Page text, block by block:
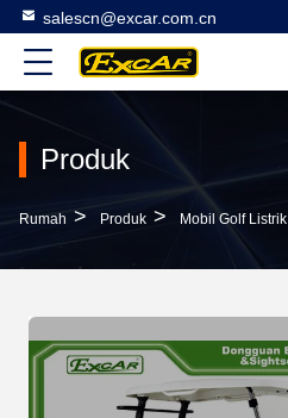
salescn@excar.com.cn
Produk
Rumah > Produk > Mobil Golf Listrik